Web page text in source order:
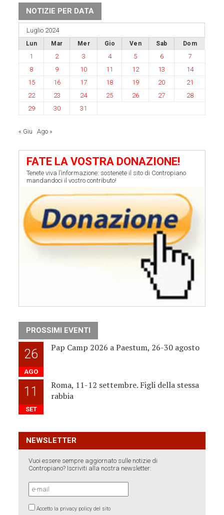
NOTIZIE PER DATA
Luglio 2024
Lun Mar Mer Gio Ven Sab Dom
1 2 3 4 5 6
7
8
9 10 11 12 13
14
15
16 17 18 19 20
21
22
23 24 25 26 27
28
29
30 31
« Giu Ago »
FATE LA VOSTRA DONAZIONE!
Tenete viva l’informazione: sostenete il sito di Contropiano
mandandoci il vostro contributo!
PROSSIMI EVENTI
26
AGO
Pap Camp 2026 a Paestum, 26-30 agosto
11
SET
Roma, 11-12 settembre. Figli della stessa
rabbia
NEWSLETTER
Vuoi essere sempre aggiornato sulle notizie di
Contropiano? Iscriviti alla nostra newsletter:
Accetto la privacy policy del sito